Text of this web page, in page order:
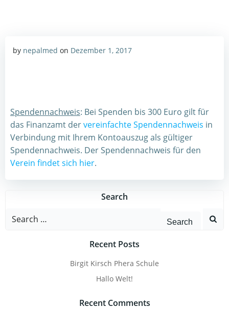
by nepalmed on Dezember 1, 2017
Spendennachweis: Bei Spenden bis 300 Euro gilt für
das Finanzamt dervereinfachte Spendennachweis in
Verbindung mit Ihrem Kontoauszug als gültiger
Spendennachweis. Der Spendennachweis für den
Verein findet sich hier.
Search
Search
Recent Posts
Birgit Kirsch Phera Schule
Hallo Welt!
Recent Comments